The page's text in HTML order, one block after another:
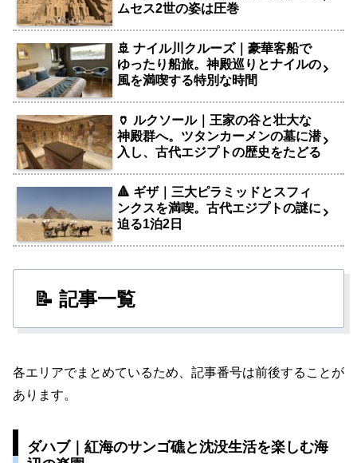
ムセス2世の姿は圧巻
🚢 ナイル川クルーズ｜豪華客船で
ゆったり船旅。神殿巡りとナイルの
風を満喫する特別な時間
🏺 ルクソール｜王家の谷と壮大な
神殿群へ。ツタンカーメンの墓に潜
入し、古代エジプトの歴史をたどる
🔺 ギザ｜三大ピラミッドとスフィ
ンクスを満喫。古代エジプトの謎に
迫る1泊2日
📝 記事一覧
各エリアでまとめているため、記事番号は前後することが
あります。
ダハブ｜紅海のサンゴ礁と沈没生活を楽しむ海